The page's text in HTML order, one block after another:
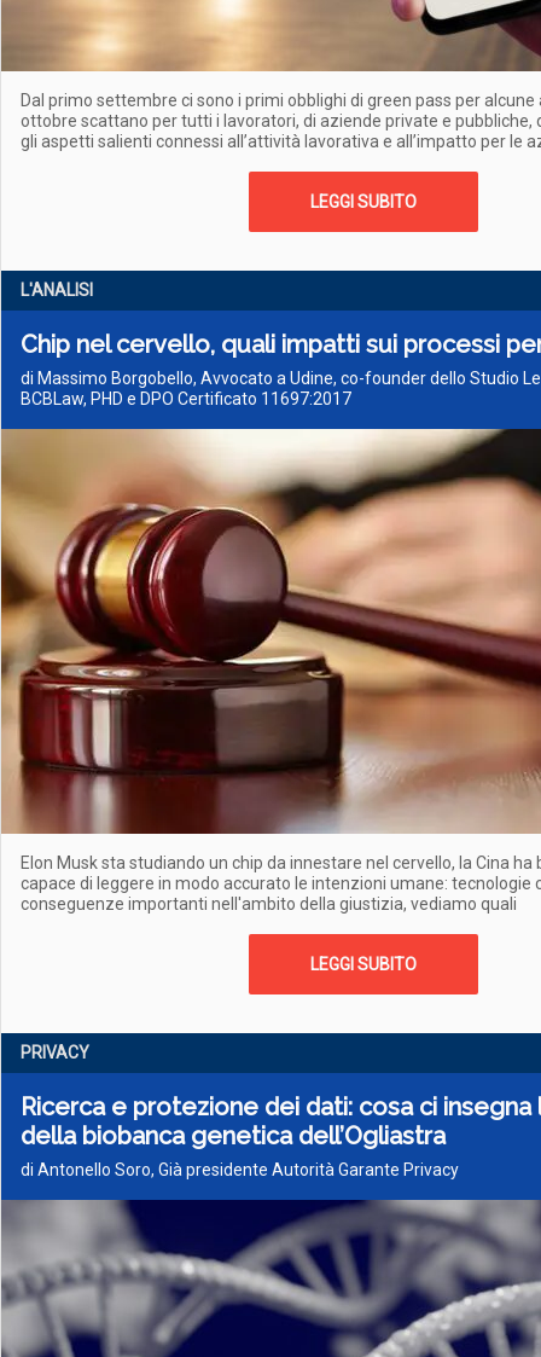
Dal primo settembre ci sono i primi obblighi di green pass per alcune
ottobre scattano per tutti i lavoratori, di aziende private e pubbliche,
gli aspetti salienti connessi all’attività lavorativa e all’impatto per le
LEGGI SUBITO
L'ANALISI
Chip nel cervello, quali impatti sui processi
di Massimo Borgobello, Avvocato a Udine, co-founder dello Studio
BCBLaw, PHD e DPO Certificato 11697:2017
Elon Musk sta studiando un chip da innestare nel cervello, la Cina
capace di leggere in modo accurato le intenzioni umane: tecnologie
conseguenze importanti nell'ambito della giustizia, vediamo quali
LEGGI SUBITO
PRIVACY
Ricerca e protezione dei dati: cosa ci insegna
della biobanca genetica dell’Ogliastra
di Antonello Soro, Già presidente Autorità Garante Privacy